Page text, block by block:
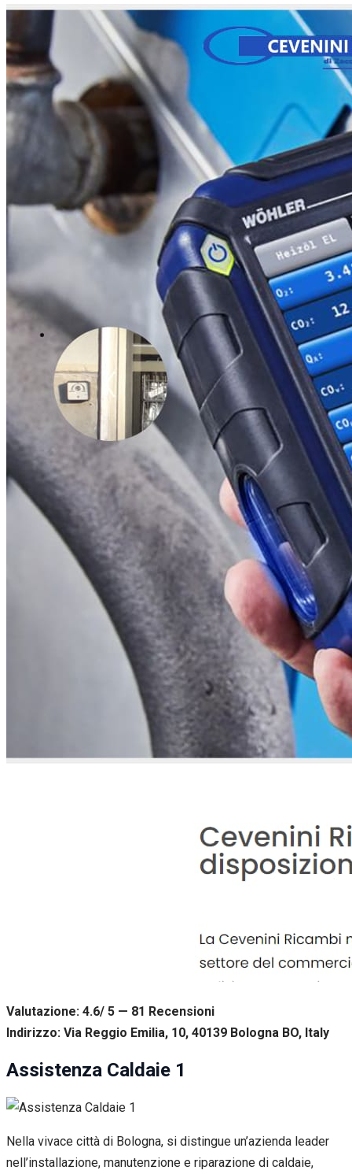
Valutazione: 4.6/ 5 — 81 Recensioni
Indirizzo: Via Reggio Emilia, 10, 40139 Bologna BO, Italy
Assistenza Caldaie 1
Nella vivace città di Bologna, si distingue un’azienda leader
nell’installazione, manutenzione e riparazione di caldaie,